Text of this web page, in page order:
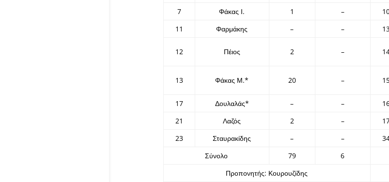
7 Φάκας Ι. 1 –
11
Φαρμάκης – –
12 Πέιος 2 –
13 Φάκας Μ.* 20 –
17 Δουλαλάς* – –
21
Λαζός 2 –
23
Σταυρακίδης – –
Σύνολο
79 6
Προπονητής: Κουρουζίδης